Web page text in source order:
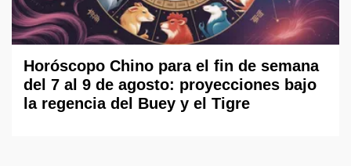
Horóscopo Chino para el fin de semana
del 7 al 9 de agosto: proyecciones bajo
la regencia del Buey y el Tigre